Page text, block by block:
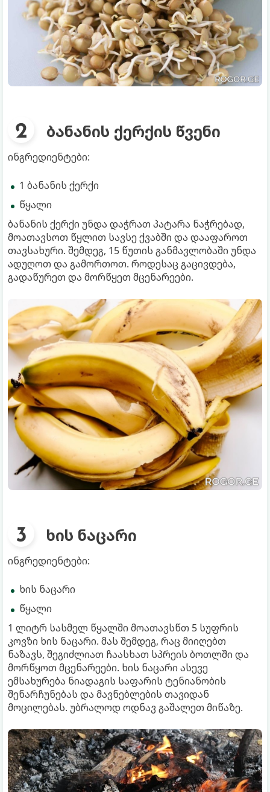
ბანანის ქერქის წვენი
ინგრედიენტები:
1 ბანანის ქერქი
წყალი
ბანანის ქერქი უნდა დაჭრათ პატარა ნაჭრებად,
მოათავსოთ წყლით სავსე ქვაბში და დააფაროთ
თავსახური. შემდეგ, 15 წუთის განმავლობაში უნდა
ადუღოთ და გამორთოთ. როდესაც გაცივდება,
გადაწურეთ და მორწყეთ მცენარეები.
ხის ნაცარი
ინგრედიენტები:
ხის ნაცარი
წყალი
1 ლიტრ სასმელ წყალში მოათავსწთ 5 სუფრის
კოვზი ხის ნაცარი. მას შემდეგ, რაც მიიღებთ
ნაზავს, შეგიძლიათ ჩაასხათ სპრეის ბოთლში და
მორწყოთ მცენარეები. ხის ნაცარი ასევე
ემსახურება ნიადაგის საფარის ტენიანობის
შენარჩუნებას და მავნებლების თავიდან
მოცილებას. უბრალოდ ოდნავ გაშალეთ მიწაზე.